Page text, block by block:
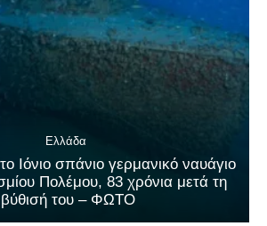
Ελλάδα
Ιόνιο σπάνιο γερμανικό ναυάγιο
Πολέμου, 83 χρόνια μετά τη
βύθισή του – ΦΩΤΟ